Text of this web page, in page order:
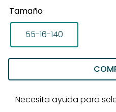
Tamaño
55-16-140
Necesita ayuda para